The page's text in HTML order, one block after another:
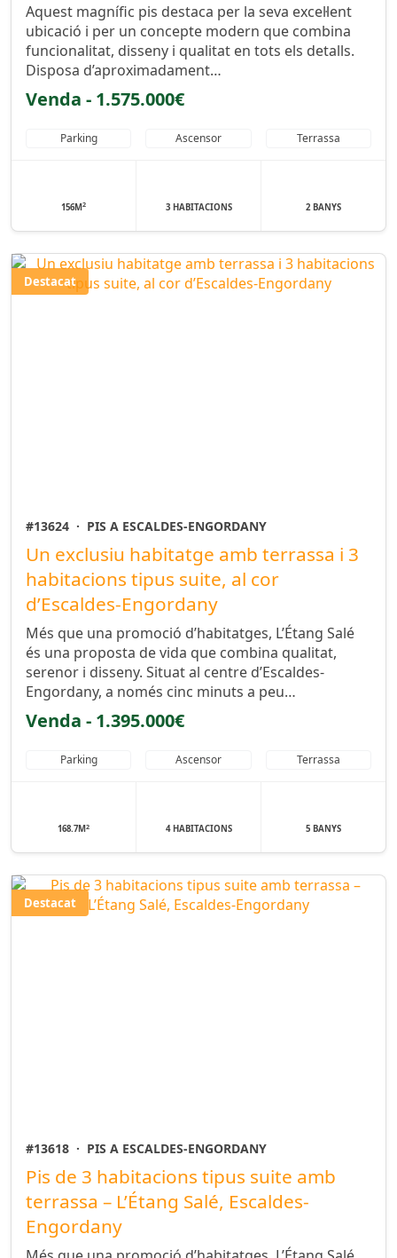
Aquest magnífic pis destaca per la seva excel·lent
ubicació i per un concepte modern que combina
funcionalitat, disseny i qualitat en tots els detalls.
Disposa d’aproximadament…
Venda - 1.575.000€
Parking Ascensor Terrassa
156M2 3 HABITACIONS 2 BANYS
Destacat
#13624 · PIS A ESCALDES-ENGORDANY
Un exclusiu habitatge amb terrassa i 3
habitacions tipus suite, al cor
d’Escaldes-Engordany
Més que una promoció d’habitatges, L’Étang Salé
és una proposta de vida que combina qualitat,
serenor i disseny. Situat al centre d’Escaldes-
Engordany, a només cinc minuts a peu…
Venda - 1.395.000€
Parking Ascensor Terrassa
168.7M 2 4 HABITACIONS 5 BANYS
Destacat
#13618 · PIS A ESCALDES-ENGORDANY
Pis de 3 habitacions tipus suite amb
terrassa – L’Étang Salé, Escaldes-
Engordany